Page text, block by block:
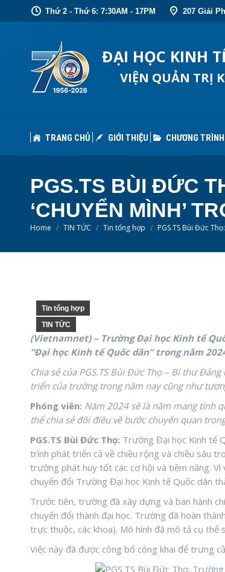
Thứ 2 - Thứ 6: 7:30AM - 17PM 207 Giải
ĐẠI HỌC KINH
VIỆN QUẢN TRỊ
TRANG CHỦ GIỚI THIỆU CHƯƠNG TRÌNH
PGS.TS BÙI ĐỨC
‘CHUYỂN MÌNH’
You are here:
Home TIN TỨC Tin tổng hợp PGS.TS Bùi Đức
Tin tổng hợp
TIN TỨC
(Vietnamnet) – Trường Đại học Kinh tế
“Đại học Kinh tế Quốc dân” trong năm
Chia sẻ của PGS.TS Bùi Đức Thọ – Bí thư
triển của trường trong năm nay cũng như
Phóng viên: Năm 2024 sẽ là năm mang tính
thể chia sẻ đôi điều về bước chuyển quan
PGS.TS Bùi Đức Thọ: Trường Đại học Kinh tế
trình phát triển cả về chiều rộng và chiều sâu
trường phát huy tốt các cơ hội và tiềm năng.
chuyển đổi Trường Đại học Kinh tế Quốc dân
Trước tiên, trường đã xây dựng và ban hành
chuyển đổi thành đại học. Trường đã hoàn
trực thuộc, các khoa). Mô hình đã mô tả cụ thể
Việc này đã được công bố công khai để trưng
CHƯƠNG TRÌNH